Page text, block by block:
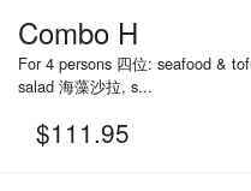
Combo H
For 4 persons 四位: seafood &
salad 海藻沙拉, s...
$111.95